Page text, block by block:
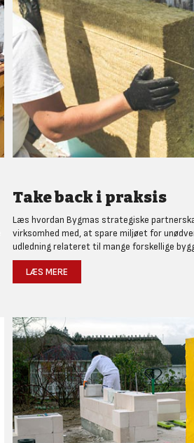
Take back i praksis
Læs hvordan Bygmas strategiske
virksomhed med, at spare miljøet for
udledning relateret til mange forskellige
LÆS MERE